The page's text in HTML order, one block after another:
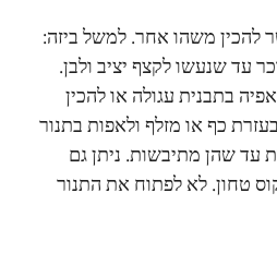
להכין משהו אחר. למשל ביזה:
עד שנעשו לקצף יציב ולבן.
בתבנית עגולה או להכין
כף או מזלף ולאפות בתנור
של 120 מעלות עד שהן מתיבשות. ניתן גם
5 כפות קוקוס טחון. לא לפתוח את התנור